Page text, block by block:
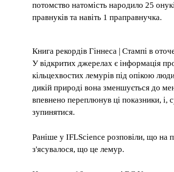
потомство натомість народило 25
правнуків та навіть 1 праправнучка.
Книга рекордів Гіннеса | Стампі в
У відкритих джерелах є інформація
кільцехвостих лемурів під опікою
дикій природі вона зменшується до
впевнено переплюнув ці показники, і,
зупинятися.
Раніше у IFLScience розповіли, що на
з'ясувалося, що це лемур.